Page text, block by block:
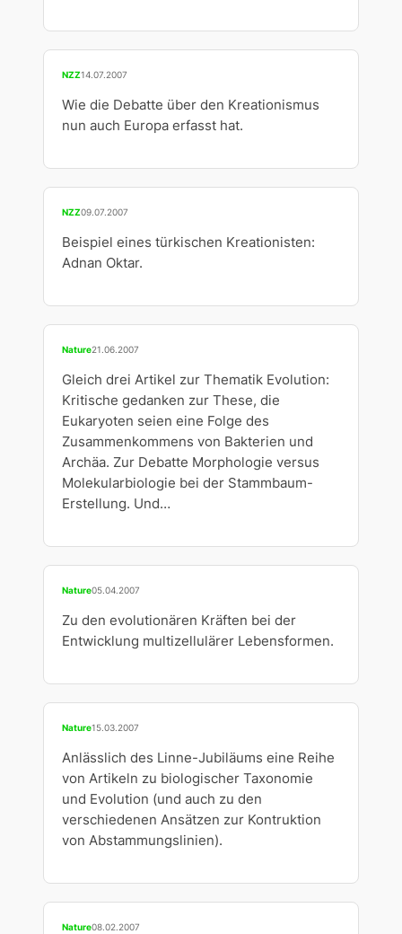
NZZ14.07.2007
Wie die Debatte über den Kreationismus
nun auch Europa erfasst hat.
NZZ09.07.2007
Beispiel eines türkischen Kreationisten:
Adnan Oktar.
Nature21.06.2007
Gleich drei Artikel zur Thematik Evolution:
Kritische gedanken zur These, die
Eukaryoten seien eine Folge des
Zusammenkommens von Bakterien und
Archäa. Zur Debatte Morphologie versus
Molekularbiologie bei der Stammbaum-
Erstellung. Und…
Nature05.04.2007
Zu den evolutionären Kräften bei der
Entwicklung multizellulärer Lebensformen.
Nature15.03.2007
Anlässlich des Linne-Jubiläums eine Reihe
von Artikeln zu biologischer Taxonomie
und Evolution (und auch zu den
verschiedenen Ansätzen zur Kontruktion
von Abstammungslinien).
Nature08.02.2007